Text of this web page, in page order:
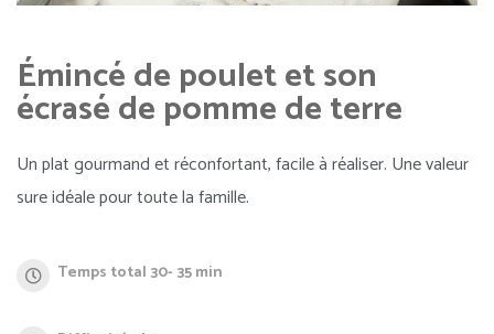
Émincé de poulet et son
écrasé de pomme de terre
Un plat gourmand et réconfortant, facile à réaliser. Une valeur
sure idéale pour toute la famille.
Temps total 30- 35 min